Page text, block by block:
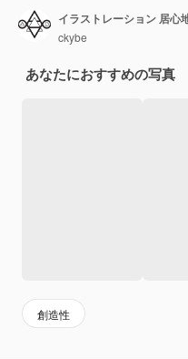
ckybe
あなたにおすすめの写真
創造性